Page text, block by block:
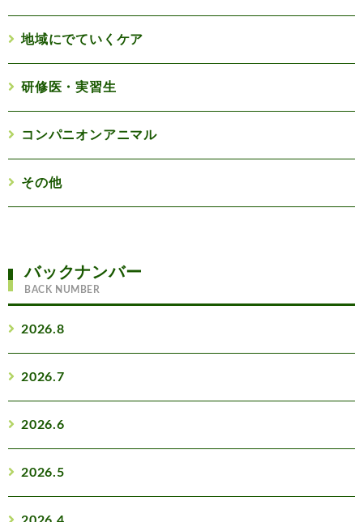
地域にでていくケア
研修医・実習生
コンパニオンアニマル
その他
バックナンバー
BACK NUMBER
2026.8
2026.7
2026.6
2026.5